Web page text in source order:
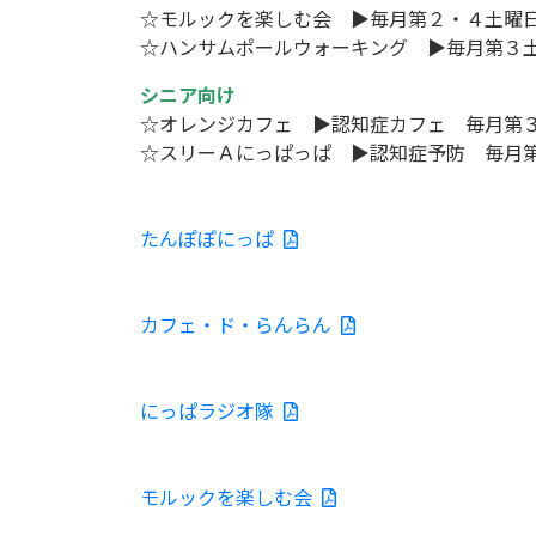
☆モルックを楽しむ会 ▶毎月第２ ・４土曜
☆ハンサムポールウォーキング ▶毎月第３
シニア向け
☆オレンジカフェ ▶認知症カフェ 毎月第
☆スリーＡにっぱっぱ ▶認知症予防 毎月
たんぽぽにっぱ
カフェ・ド・らんらん
にっぱラジオ隊
モルックを楽しむ会